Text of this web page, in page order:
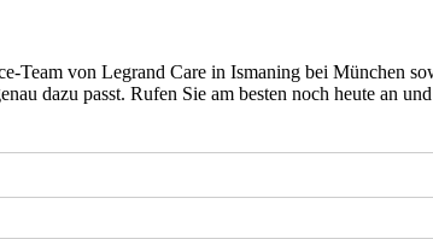
Team von Legrand Care in Ismaning bei München
dazu passt. Rufen Sie am besten noch heute an